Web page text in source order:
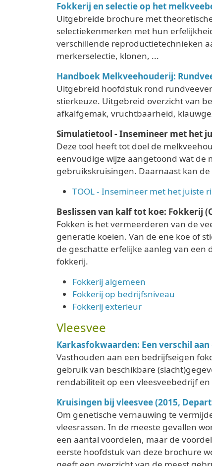
Fokkerij en selectie op het
Uitgebreide brochure met
selectiekenmerken met hun
verschillende reproductietechnieken
merkerselectie, klonen, ...
Handboek Melkveehouderij:
Uitgebreid hoofdstuk rond
stierkeuze. Uitgebreid overzicht van
afkalfgemak, vruchtbaarheid,
Simulatietool - Insemineer met het
Deze tool heeft tot doel de
eenvoudige wijze aangetoond wat de
gebruikskruisingen. Daarnaast kan
TOOL - Insemineer met het juiste
Beslissen van kalf tot koe: Fokkerij
Fokken is het vermeerderen van de
generatie koeien. Van de ene koe of
de geschatte erfelijke aanleg van een
fokkerij.
Fokkerij algemeen
Fokkerij op bedrijfsniveau
Fokkerij exterieur
Vleesvee
Karkasfokwaarden: Een verschil
Vasthouden aan een bedrijfseigen
gebruik van beschikbare
rendabiliteit op een vleesveebedrijf
Kruisingen bij vleesvee (2015,
Om genetische vernauwing te
vleesrassen. In de meeste gevallen
een aantal voordelen, maar de
eerste hoofdstuk van deze brochure